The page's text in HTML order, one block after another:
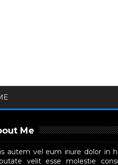
Me
autem vel eum iriure dolor in
velit esse molestie